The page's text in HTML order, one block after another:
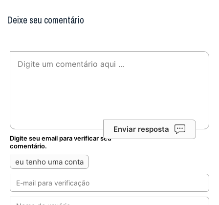
Deixe seu comentário
Enviar resposta
Digite seu email para verificar seu
comentário.
eu tenho uma conta